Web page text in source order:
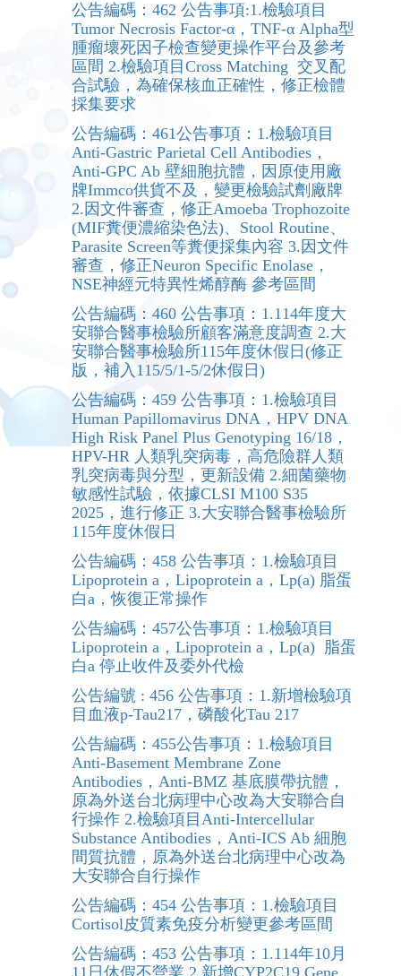
公告編碼：462 公告事項:1.檢驗項目
Tumor Necrosis Factor-α，TNF-α Alpha型
腫瘤壞死因子檢查變更操作平台及參考
區間 2.檢驗項目Cross Matching 交叉配
合試驗，為確保核血正確性，修正檢體
採集要求
公告編碼：461公告事項：1.檢驗項目
Anti-Gastric Parietal Cell Antibodies，
Anti-GPC Ab 壁細胞抗體，因原使用廠
牌Immco供貨不及，變更檢驗試劑廠牌
2.因文件審查，修正Amoeba Trophozoite
(MIF糞便濃縮染色法)、Stool Routine、
Parasite Screen等糞便採集內容 3.因文件
審查，修正Neuron Specific Enolase，
NSE神經元特異性烯醇酶 參考區間
公告編碼：460 公告事項：1.114年度大
安聯合醫事檢驗所顧客滿意度調查 2.大
安聯合醫事檢驗所115年度休假日(修正
版，補入115/5/1-5/2休假日)
公告編碼：459 公告事項：1.檢驗項目
Human Papillomavirus DNA，HPV DNA
High Risk Panel Plus Genotyping 16/18，
HPV-HR 人類乳突病毒，高危險群人類
乳突病毒與分型，更新設備 2.細菌藥物
敏感性試驗，依據CLSI M100 S35
2025，進行修正 3.大安聯合醫事檢驗所
115年度休假日
公告編碼：458 公告事項：1.檢驗項目
Lipoprotein a，Lipoprotein a，Lp(a) 脂蛋
白a，恢復正常操作
公告編碼：457公告事項：1.檢驗項目
Lipoprotein a，Lipoprotein a，Lp(a) 脂蛋
白a 停止收件及委外代檢
公告編號 : 456 公告事項：1.新增檢驗項
目血液p-Tau217，磷酸化Tau 217
公告編碼：455公告事項：1.檢驗項目
Anti-Basement Membrane Zone
Antibodies，Anti-BMZ 基底膜帶抗體，
原為外送台北病理中心改為大安聯合自
行操作 2.檢驗項目Anti-Intercellular
Substance Antibodies，Anti-ICS Ab 細胞
間質抗體，原為外送台北病理中心改為
大安聯合自行操作
公告編碼：454 公告事項：1.檢驗項目
Cortisol皮質素免疫分析變更參考區間
公告編碼：453 公告事項：1.114年10月